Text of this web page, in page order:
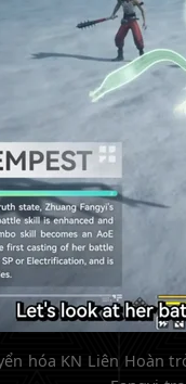
hóa KN Liên Hoàn